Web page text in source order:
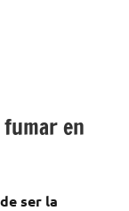
en
ser la